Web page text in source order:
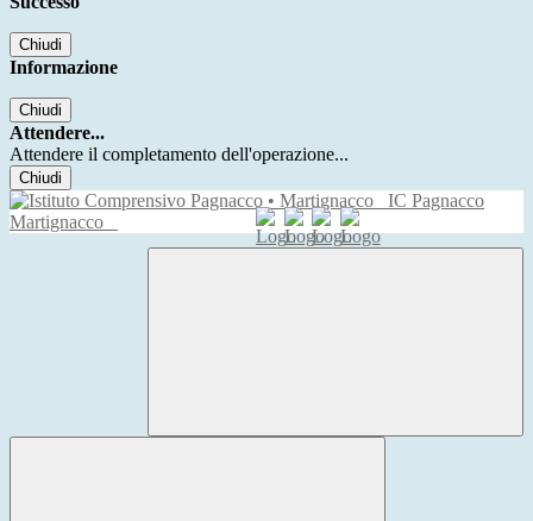
Chiudi
Informazione
Chiudi
Attendere...
Attendere il completamento dell'operazione...
Chiudi
IC Pagnacco
Martignacco